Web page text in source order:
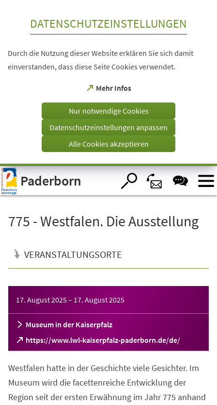
Visuelle
Assistenzsoftware
öffnen.
DATENSCHUTZEINSTELLUNGEN
Durch die Nutzung dieser Website erklären Sie sich damit
einverstanden, dass diese Seite Cookies verwendet.
Mehr Infos
(Öffnet
einem
Tab)
Nur notwendige Cookies
Datenschutzeinstellungen anpassen
Alle Cookies akzeptieren
Paderborn
775 - Westfalen. Die Ausstellung
VERANSTALTUNGSORTE
17. August 2025– 17. August 2025
Museum in der Kaiserpfalz
https://www.lwl-kaiserpfalz-paderborn.de/de/
(Öffnet
in
neuen
Westfalen hatte in der Geschichte viele Gesichter. Im
Museum wird die facettenreiche Entwicklung der
Region seit der ersten Erwähnung im Jahr 775 anhand